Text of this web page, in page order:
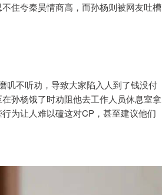
住夸秦昊情商高，而孙杨则被网友吐槽
叽不听劝，导致大家陷入人到了钱没付
孙杨饿了时劝阻他去工作人员休息室拿
为让人难以磕这对CP，甚至建议他们